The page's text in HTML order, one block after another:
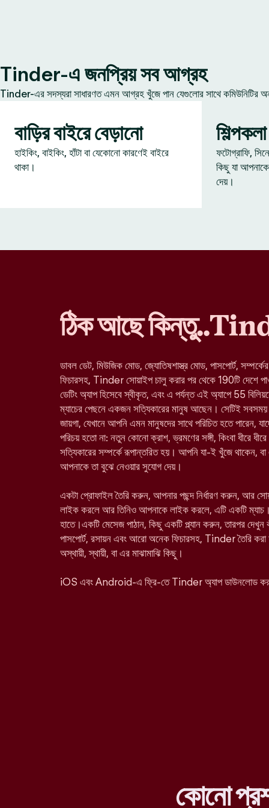
Tinder-এ জনপ্রিয় সব আগ্রহ
Tinder-এর সদস্যরা সাধারণত এমন আগ্রহ খুঁজে পান যেগুলোর সাথে কমিউনিটির
বাড়ির বাইরে বেড়ানো
হাইকিং, বাইকিং, হাঁটা বা যেকোনো কারণেই বাইরে
থাকা।
শিল্পকলা
ফটোগ্রাফি,
কিছু যা
দেয়।
ঠিক আছে
ডাবল ডেট, মিউজিক মোড, জ্যোতিষশাস্ত্র মোড, পাসপোর্ট,
ফিচারসহ, Tinder সোয়াইপ চালু করার পর থেকে 190টি দেশে
ডেটিং অ্যাপ হিসেবে স্বীকৃত, এবং এ পর্যন্ত এই অ্যাপে 55
ম্যাচের পেছনে একজন সত্যিকারের মানুষ আছেন। সেটিই
জায়গা, যেখানে আপনি এমন মানুষদের সাথে পরিচিত হতে পারেন,
পরিচয় হতো না: নতুন কোনো ক্রাশ, ভ্রমণের সঙ্গী, কিংবা ধীরে
সত্যিকারের সম্পর্কে রূপান্তরিত হয়। আপনি যা-ই খুঁজে থাকেন,
আপনাকে তা বুঝে নেওয়ার সুযোগ দেয়।
একটা প্রোফাইল তৈরি করুন, আপনার পছন্দ নির্ধারণ করুন, আর
লাইক করলে আর তিনিও আপনাকে লাইক করলে, এটি একটি
হাতে।একটি মেসেজ পাঠান, কিছু একটি প্ল্যান করুন, তারপর
পাসপোর্ট, রসায়ন এবং আরো অনেক ফিচারসহ, Tinder তৈরি
অস্থায়ী, স্থায়ী, বা এর মাঝামাঝি কিছু।
iOS এবং Android-এ ফ্রি-তে Tinder অ্যাপ ডাউনলোড
কোনো